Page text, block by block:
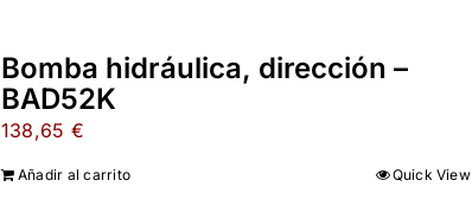
Bomba hidráulica, dirección –
BAD52K
138,65 €
Añadir al carrito Quick View